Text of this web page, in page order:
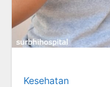
Kesehatan